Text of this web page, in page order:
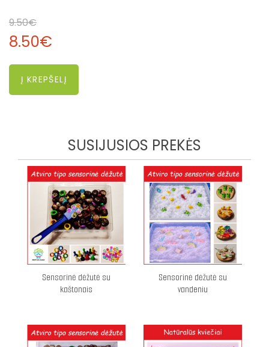
9.50€
8.50€
SUSIJUSIOS PREKĖS
Sensorinė dėžutė su
kaštonais
Sensorinė dėžutė su
vandeniu